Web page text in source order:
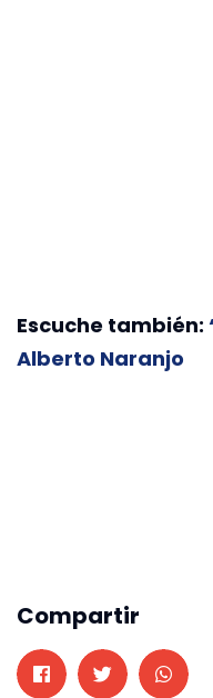
Escuche también:
Alberto Naranjo
Compartir